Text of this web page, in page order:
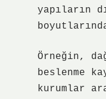
yapıların
Örneğin,
beslenme
kurumlar